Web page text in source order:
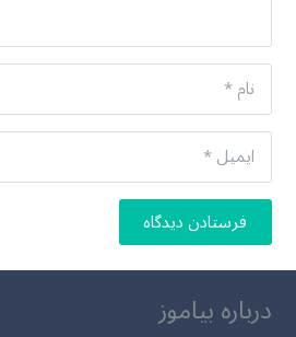
فرستادن دیدگاه
درباره بیاموز